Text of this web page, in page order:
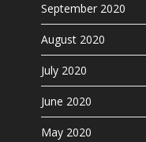
September 2020
August 2020
July 2020
June 2020
May 2020